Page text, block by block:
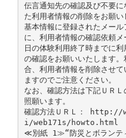
伝言通知先の確認及び不要に
た利用者情報の削除をお願
基本情報に登録されたメール
に、利用者情報の確認依頼
日の体験利用終了時までに利
の確認をお願いいたします
合、利用者情報を削除させて
ますのでご注意ください。
なお、確認方法は下記ＵＲ
照願います。
確認方法ＵＲＬ：
i/web171s/howto.html
≪別紙 1≫“防災とボランテ